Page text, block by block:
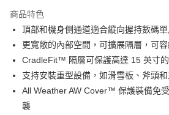
合作金庫商業銀行
華南商業銀行
彰化
上海商業儲蓄銀行
台北
國泰世華商業銀行
兆豐
臺灣中小企業銀行
台中
華泰
遠東
元大商業銀行
6 期 0 利率 每期
華南商業銀行
彰化
上海商業儲蓄銀行
台北
國泰世華商業銀行
兆豐
臺灣中小企業銀行
台中
匯豐（台灣）商業銀行
12 期 0 利率 每期NT$1,015
合作金庫商業銀行
第一
上海商業儲蓄銀行
台北
國泰世華商業銀行
兆豐
臺灣中小企業銀行
LINE Pay
Apple Pay
街口支付
商品特色
頂部和機身側通道適合縱向握持數碼
更寬敞的內部空間，可擴展隔層，可
CradleFit™ 隔層可保護高達 15 英寸
支持安裝重型設備，如滑雪板、斧頭
All Weather AW Cover™ 保護裝備免
襲